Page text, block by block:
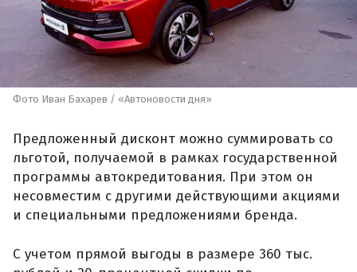
Фото Иван Бахарев / «Автоновости дня»
Предложенный дисконт можно суммировать со
льготой, получаемой в рамках государственной
программы автокредитования. При этом он
несовместим с другими действующими акциями
и специальными предложениями бренда.
С учетом прямой выгоды в размере 360 тыс.